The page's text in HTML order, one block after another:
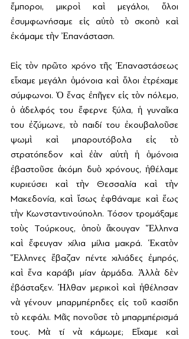
ἔμποροι, μικροὶ καὶ μεγάλοι, ὅλοι
ἐσυμφωνήσαμε εἰς αὐτὸ τὸ σκοπὸ καὶ
ἐκάμαμε τὴν Ἐπανάσταση.
Εἰς τὸν πρῶτο χρόνο τῆς Ἐπαναστάσεως
εἴχαμε μεγάλη ὁμόνοια καὶ ὅλοι ἐτρέχαμε
σύμφωνοι. Ὁ ἕνας ἐπῆγεν εἰς τὸν πόλεμο,
ὁ ἀδελφός του ἔφερνε ξύλα, ἡ γυναῖκα
του ἐζύμωνε, τὸ παιδί του ἐκουβαλοῦσε
ψωμὶ καὶ μπαρουτόβολα εἰς τὸ
στρατόπεδον καὶ ἐὰν αὐτὴ ἡ ὁμόνοια
ἐβαστοῦσε ἀκόμη δυὸ χρόνους, ἠθέλαμε
κυριεύσει καὶ τὴν Θεσσαλία καὶ τὴν
Μακεδονία, καὶ ἴσως ἐφθάναμε καὶ ἕως
τὴν Κωνσταντινούπολη. Τόσον τρομάξαμε
τοὺς Τούρκους, ὁποὺ ἄκουγαν Ἕλληνα
καὶ ἔφευγαν χίλια μίλια μακρά. Ἑκατὸν
Ἕλληνες ἔβαζαν πέντε χιλιάδες ἐμπρός,
καὶ ἕνα καράβι μίαν ἁρμάδα. Ἀλλὰ δὲν
ἐβάσταξεν. Ἠλθαν μερικοὶ καὶ ἠθέλησαν
νὰ γένουν μπαρμπέρηδες εἰς τοῦ κασίδη
τὸ κεφάλι. Μᾶς πονοῦσε τὸ μπαρμπέρισμά
τους. Μὰ τί νὰ κάμωμε; Εἴχαμε καὶ